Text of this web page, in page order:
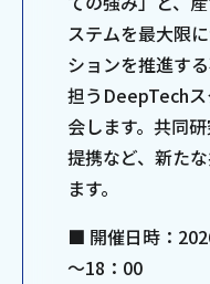
ステムを最大限
ションを推進す
担うDeepTech
会します。共同
提携など、新た
ます。
■ 開催日時：
～18：00